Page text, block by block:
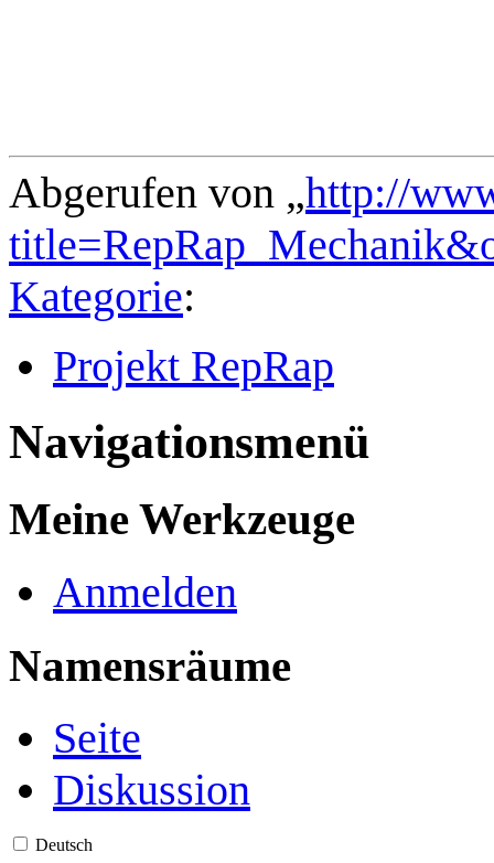
Abgerufen von „http://
Kategorie:
Projekt RepRap
Navigationsmenü
Meine Werkzeuge
Anmelden
Namensräume
Seite
Diskussion
Deutsch